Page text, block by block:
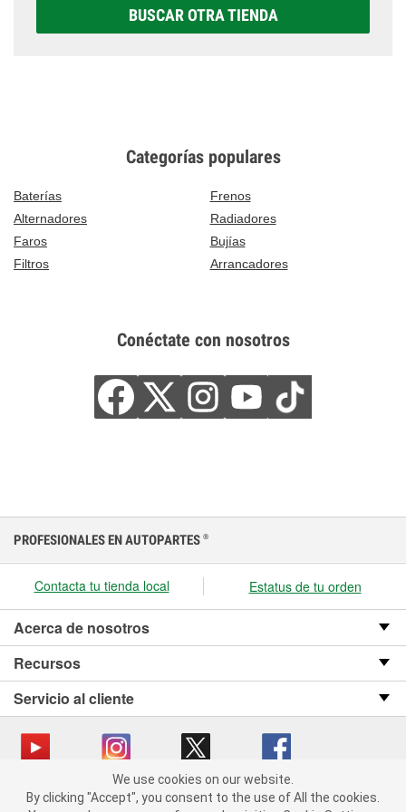
BUSCAR OTRA TIENDA
Categorías populares
Baterías
Frenos
Alternadores
Radiadores
Faros
Bujías
Filtros
Arrancadores
Conéctate con nosotros
We use cookies on our website. By clicking "Accept", you consent
to the use of All the cookies.
PROFESIONALES EN AUTOPARTES ®
Contacta tu tienda local Estatus de tu orden
Acerca de nosotros
Recursos
Servicio al cliente
Copyright © 2008-2026 O’Reilly Auto Parts v OST_3.2.0.0.729 (3) cv1361
We use cookies on our website.
By clicking "Accept", you consent to the use of All the cookies.